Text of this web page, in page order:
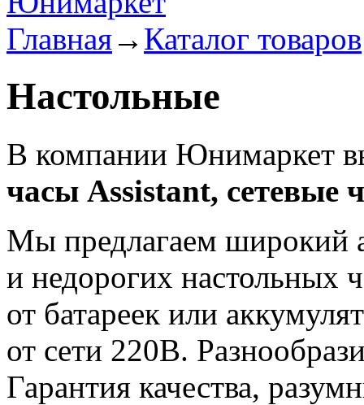
Главная→ Каталог товаров
Настольные
В компании Юнимаркет
часы Assistant, сетевые
Мы предлагаем широкий
и недорогих настольных
от батареек или
от сети 220В.
Гарантия качества,